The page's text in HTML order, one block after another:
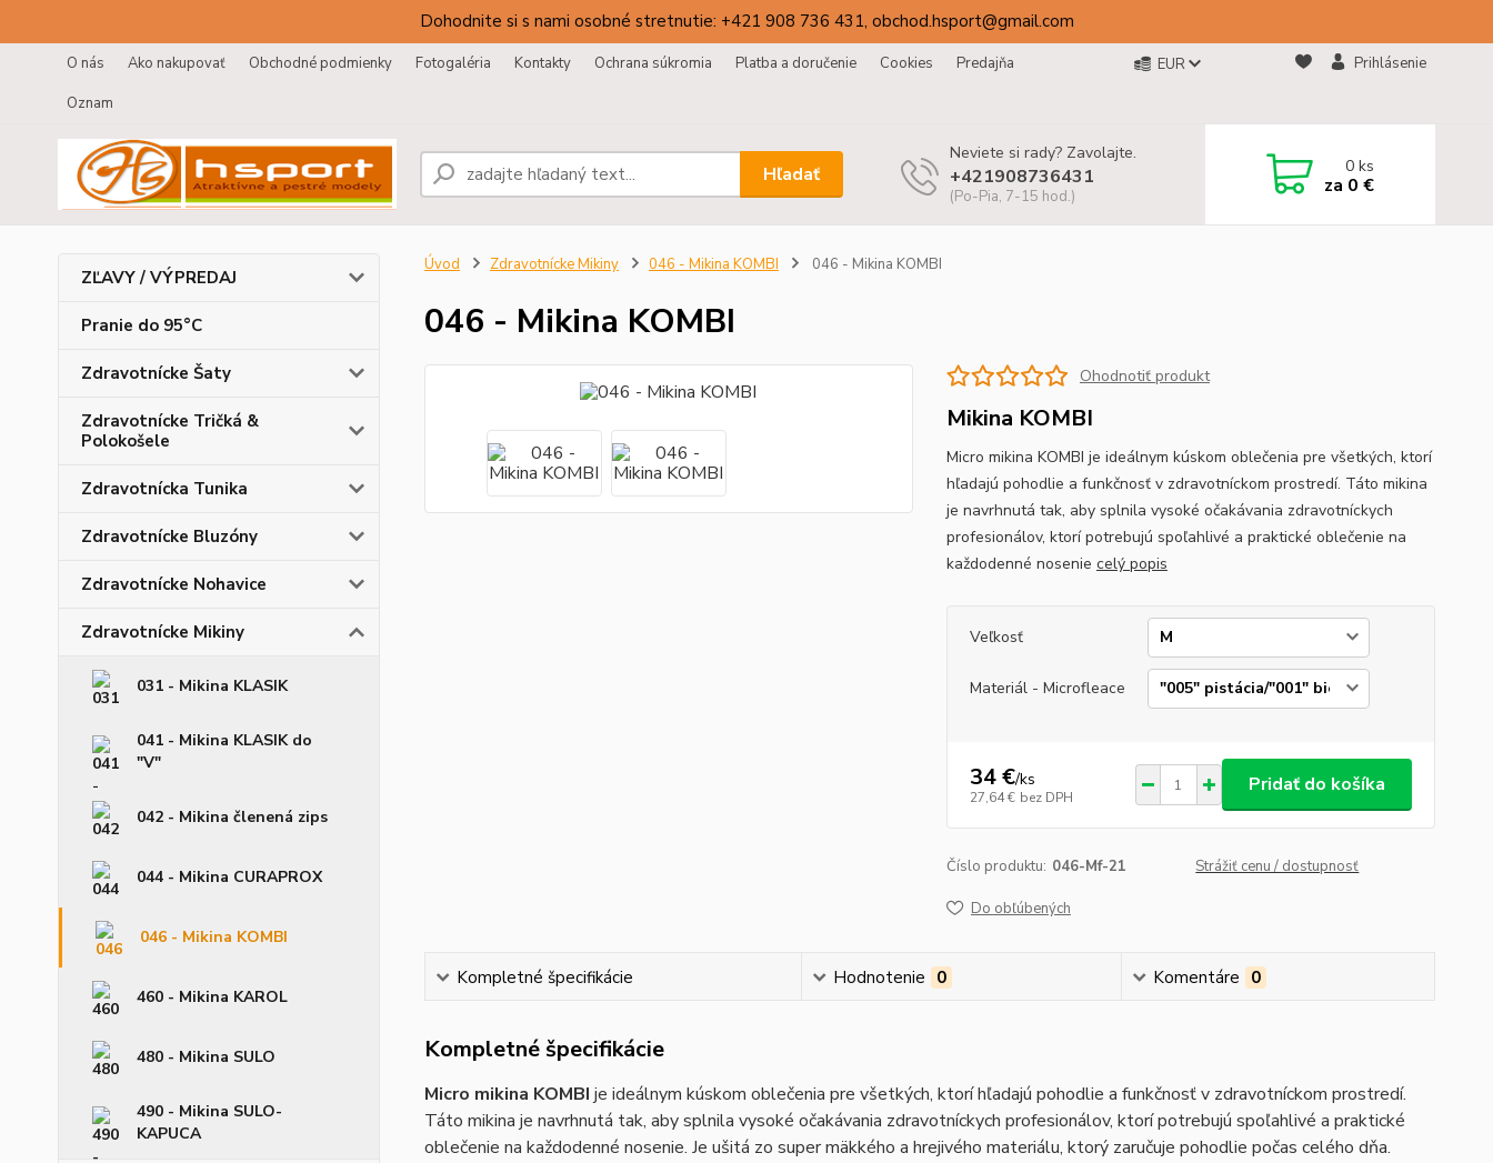
Dohodnite si s nami osobné stretnutie: +421 908 736 431, obchod.hsport@gmail.com
O nás Ako nakupovať Obchodné podmienky Fotogaléria Kontakty Ochrana súkromia Platba a doručenie Cookies
Predajňa
Oznam
EUR Prihlásenie
Hľadať
Neviete si rady? Zavolajte.
+421908736431
(Po-Pia, 7-15 hod.)
0ks
za 0 €
ZĽAVY / VÝPREDAJ
Pranie do 95°C
Zdravotnícke Šaty
Zdravotnícke Tričká &
Polokošele
Zdravotnícka Tunika
Zdravotnícke Bluzóny
Zdravotnícke Nohavice
Zdravotnícke Mikiny
031 - Mikina KLASIK
041 - Mikina KLASIK do
"V"
042 - Mikina členená zips
044 - Mikina CURAPROX
046 - Mikina KOMBI
460 - Mikina KAROL
480 - Mikina SULO
490 - Mikina SULO-
KAPUCA
Úvod Zdravotnícke Mikiny 046 - Mikina KOMBI 046 - Mikina KOMBI
046 - Mikina KOMBI
Ohodnotiť produkt
Mikina KOMBI
Micro mikina KOMBI je ideálnym kúskom oblečenia pre všetkých, ktorí
hľadajú pohodlie a funkčnosť v zdravotníckom prostredí. Táto mikina
je navrhnutá tak, aby splnila vysoké očakávania zdravotníckych
profesionálov, ktorí potrebujú spoľahlivé a praktické oblečenie na
každodenné nosenie celý popis
Veľkosť
Materiál - Microfleace
34 €/ks
27,64 € bez DPH
Pridať do košíka
Číslo produktu: 046-Mf-21 Strážiť cenu / dostupnosť
Do obľúbených
Kompletné špecifikácie Hodnotenie 0 Komentáre 0
Kompletné špecifikácie
Micro mikina KOMBI je ideálnym kúskom oblečenia pre všetkých, ktorí hľadajú pohodlie a funkčnosť v zdravotníckom prostredí.
Táto mikina je navrhnutá tak, aby splnila vysoké očakávania zdravotníckych profesionálov, ktorí potrebujú spoľahlivé a praktické
oblečenie na každodenné nosenie. Je ušitá zo super mäkkého a hrejivého materiálu, ktorý zaručuje pohodlie počas celého dňa.